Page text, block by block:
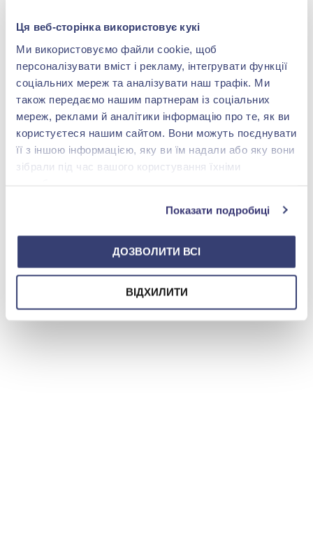
Ця веб-сторінка використовує кукі
Ми використовуємо файли cookie, щоб
персоналізувати вміст і рекламу, інтегрувати функції
соціальних мереж та аналізувати наш трафік. Ми
також передаємо нашим партнерам із соціальних
мереж, реклами й аналітики інформацію про те, як ви
користуєтеся нашим сайтом. Вони можуть поєднувати
її з іншою інформацією, яку ви їм надали або яку вони
зібрали під час вашого користування їхніми
Показати подробиці
ДОЗВОЛИТИ ВСІ
ВІДХИЛИТИ
Детальніше
shop@zolotakoroleva.ua
0 800 501 276